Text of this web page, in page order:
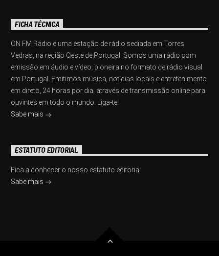
FICHA TÉCNICA
ON FM Rádio é uma estação de rádio sediada em Torres
Vedras, na região Oeste de Portugal. Somos uma rádio com
emissão em áudio e vídeo, pioneira no formato de rádio visual
em Portugal. Emitimos música, notícias locais e entretenimento
em direto, 24 horas por dia, através de transmissão online para
ouvintes em todo o mundo. Liga-te!
Sabe mais
ESTATUTO EDITORIAL
Fica a conhecer o nosso estatuto editorial
Sabe mais